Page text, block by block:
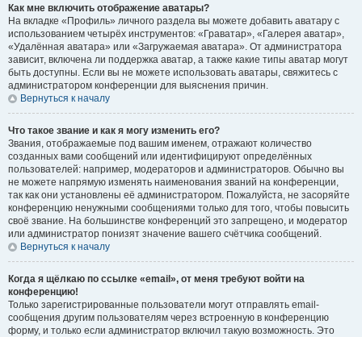
Как мне включить отображение аватары?
На вкладке «Профиль» личного раздела вы можете добавить аватару с
использованием четырёх инструментов: «Граватар», «Галерея аватар»,
«Удалённая аватара» или «Загружаемая аватара». От администратора
зависит, включена ли поддержка аватар, а также какие типы аватар могут
быть доступны. Если вы не можете использовать аватары, свяжитесь с
администратором конференции для выяснения причин.
Вернуться к началу
Что такое звание и как я могу изменить его?
Звания, отображаемые под вашим именем, отражают количество
созданных вами сообщений или идентифицируют определённых
пользователей: например, модераторов и администраторов. Обычно вы
не можете напрямую изменять наименования званий на конференции,
так как они установлены её администратором. Пожалуйста, не засоряйте
конференцию ненужными сообщениями только для того, чтобы повысить
своё звание. На большинстве конференций это запрещено, и модератор
или администратор понизят значение вашего счётчика сообщений.
Вернуться к началу
Когда я щёлкаю по ссылке «email», от меня требуют войти на
конференцию!
Только зарегистрированные пользователи могут отправлять email-
сообщения другим пользователям через встроенную в конференцию
форму, и только если администратор включил такую возможность. Это